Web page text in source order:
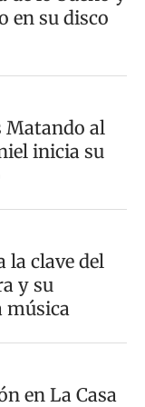
en su disco
Matando al
inicia su
la clave del
y su
música
en La Casa